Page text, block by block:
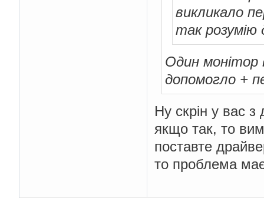
викликало
так розумію
Один монітор
допомогло +
Ну скрін у вас з
якщо так, то
поставте
то проблема